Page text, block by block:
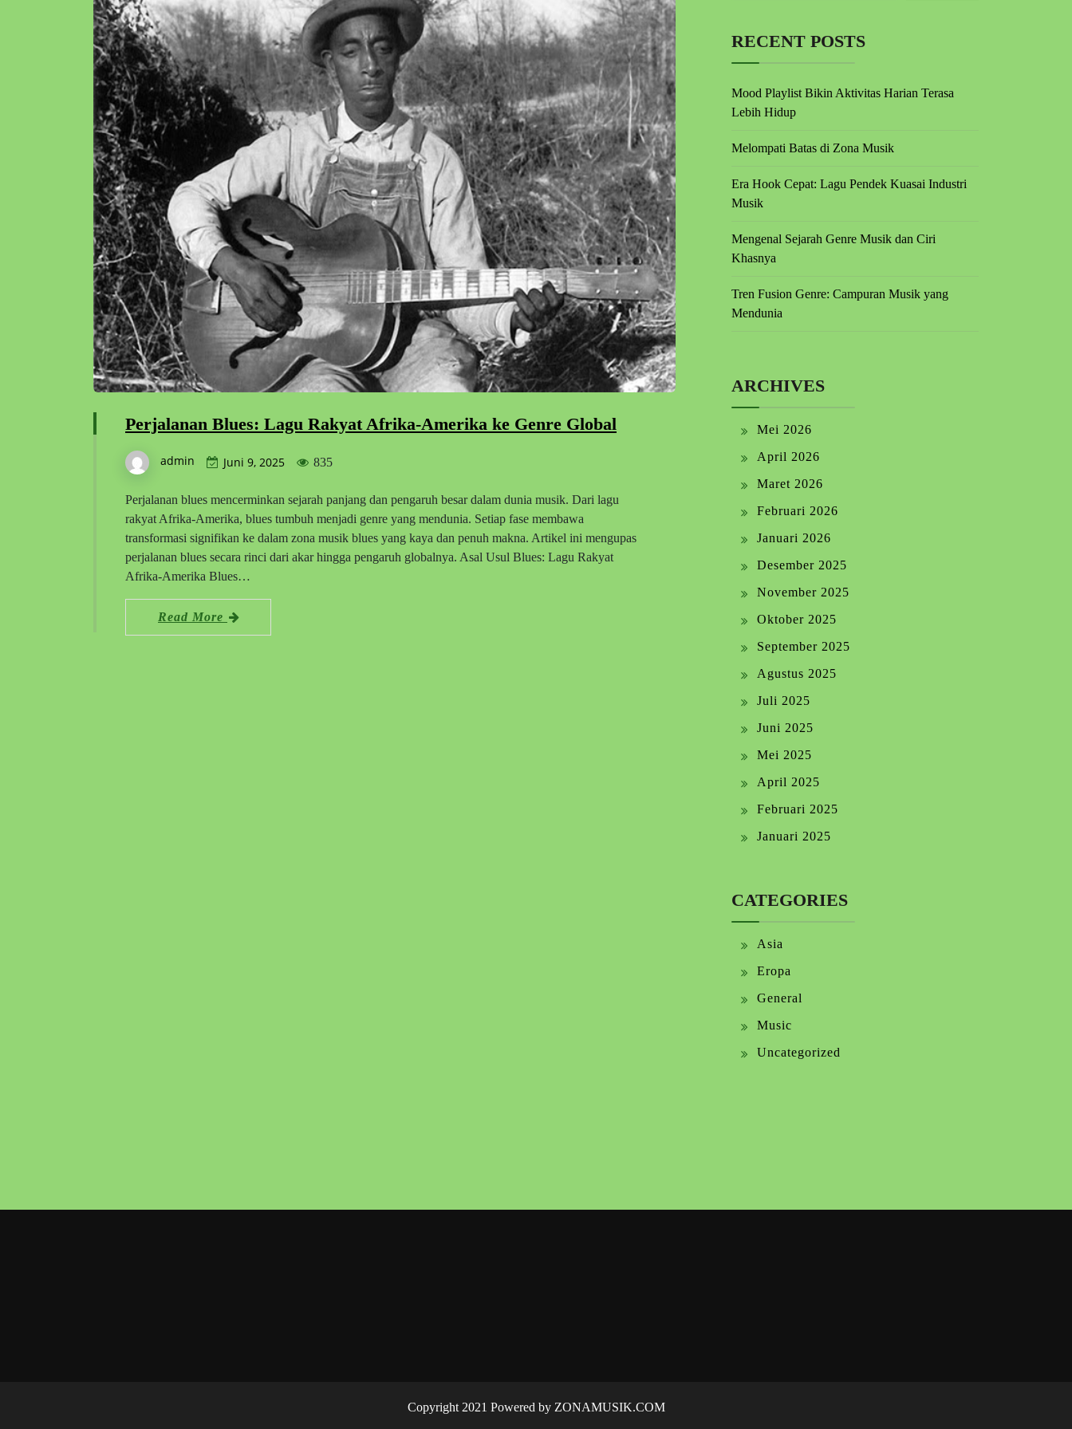
Perjalanan Blues: Lagu Rakyat Afrika-Amerika ke Genre Global
admin Juni 9, 2025 835
Perjalanan blues mencerminkan sejarah panjang dan pengaruh besar dalam dunia musik. Dari lagu
rakyat Afrika-Amerika, blues tumbuh menjadi genre yang mendunia. Setiap fase membawa
transformasi signifikan ke dalam zona musik blues yang kaya dan penuh makna. Artikel ini mengupas
perjalanan blues secara rinci dari akar hingga pengaruh globalnya. Asal Usul Blues: Lagu Rakyat
Afrika-Amerika Blues…
Read More
RECENT POSTS
Mood Playlist Bikin Aktivitas Harian Terasa
Lebih Hidup
Melompati Batas di Zona Musik
Era Hook Cepat: Lagu Pendek Kuasai Industri
Musik
Mengenal Sejarah Genre Musik dan Ciri
Khasnya
Tren Fusion Genre: Campuran Musik yang
Mendunia
ARCHIVES
Mei 2026
April 2026
Maret 2026
Februari 2026
Januari 2026
Desember 2025
November 2025
Oktober 2025
September 2025
Agustus 2025
Juli 2025
Juni 2025
Mei 2025
April 2025
Februari 2025
Januari 2025
CATEGORIES
Asia
Eropa
General
Music
Uncategorized
Copyright 2021 Powered by ZONAMUSIK.COM